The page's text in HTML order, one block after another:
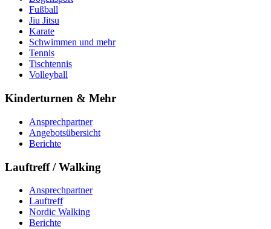
Fußball
Jiu Jitsu
Karate
Schwimmen und mehr
Tennis
Tischtennis
Volleyball
Kinderturnen & Mehr
Ansprechpartner
Angebotsübersicht
Berichte
Lauftreff / Walking
Ansprechpartner
Lauftreff
Nordic Walking
Berichte